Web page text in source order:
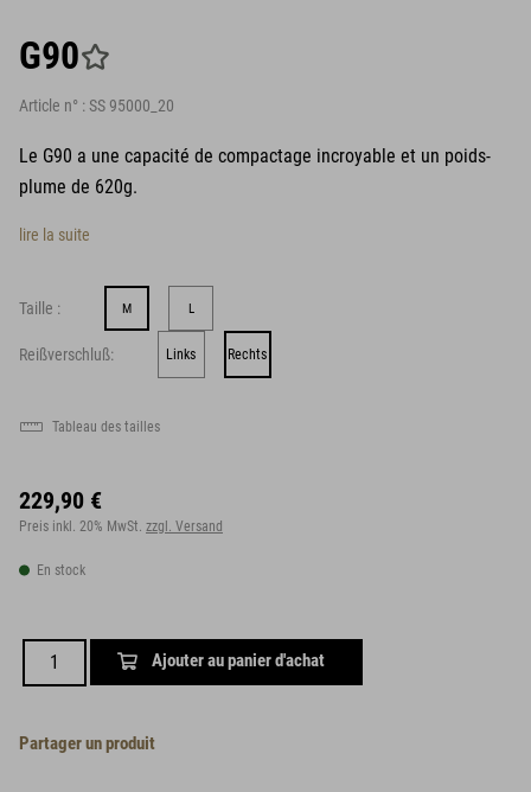
G90
Article n° :SS 95000_20
Le G90 a une capacité de compactage incroyable et un poids-
plume de 620g.
lire la suite
Taille : M L
Reißverschluß: Links Rechts
Tableau des tailles
229,90 €
Preis inkl. 20% MwSt. zzgl. Versand
En stock
Ajouter au panier d'achat
Partager un produit